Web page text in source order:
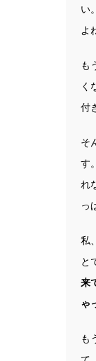
い
よ
も
く
付
そ
す
れ
っ
私
と
来
ゃ
も